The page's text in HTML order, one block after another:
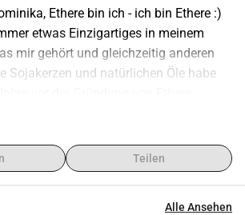
Ethere bin ich - ich bin Ethere :)
etwas Einzigartiges in meinem
mir gehört und gleichzeitig anderen
Sojakerzen und natürlichen Öle habe
habe ich sie nur für mich selbst und als
die meiner Familie und Freunde, und nur
wie schädlich einige Substanzen,
Teilen
Alle Ansehen